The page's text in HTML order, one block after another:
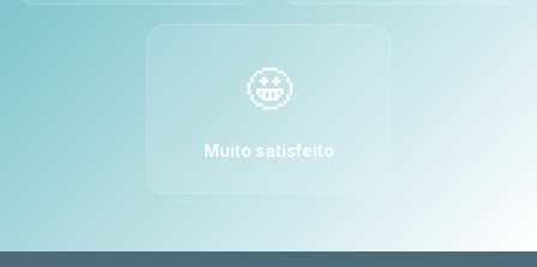
🤩
Muito satisfeito